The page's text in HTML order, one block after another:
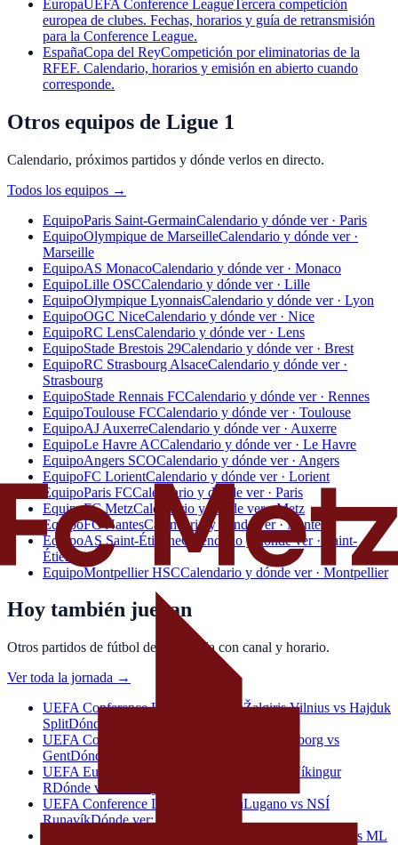
EuropaUEFA Conference LeagueTercera competición
europea de clubes. Fechas, horarios y guía de retransmisión
para la Conference League.
EspañaCopa del ReyCompetición por eliminatorias de la
RFEF. Calendario, horarios y emisión en abierto cuando
corresponde.
Otros equipos de Ligue 1
Calendario, próximos partidos y dónde verlos en directo.
Todos los equipos →
EquipoParis Saint-GermainCalendario y dónde ver · Paris
EquipoOlympique de MarseilleCalendario y dónde ver ·
Marseille
EquipoAS MonacoCalendario y dónde ver · Monaco
EquipoLille OSCCalendario y dónde ver · Lille
EquipoOlympique LyonnaisCalendario y dónde ver · Lyon
EquipoOGC NiceCalendario y dónde ver · Nice
EquipoRC LensCalendario y dónde ver · Lens
EquipoStade Brestois 29Calendario y dónde ver · Brest
EquipoRC Strasbourg AlsaceCalendario y dónde ver ·
Strasbourg
EquipoStade Rennais FCCalendario y dónde ver · Rennes
EquipoToulouse FCCalendario y dónde ver · Toulouse
EquipoAJ AuxerreCalendario y dónde ver · Auxerre
EquipoLe Havre ACCalendario y dónde ver · Le Havre
EquipoAngers SCOCalendario y dónde ver · Angers
EquipoFC LorientCalendario y dónde ver · Lorient
EquipoParis FCCalendario y dónde ver · Paris
EquipoFC MetzCalendario y dónde ver · Metz
EquipoFC NantesCalendario y dónde ver · Nantes
EquipoAS Saint-ÉtienneCalendario y dónde ver · Saint-
Étienne
EquipoMontpellier HSCCalendario y dónde ver · Montpellier
Hoy también juegan
Otros partidos de fútbol de la jornada con canal y horario.
Ver toda la jornada →
UEFA Conference League · 19:00hŽalgiris Vilnius vs Hajduk
SplitDónde ver: canal y horario
UEFA Conference League · 19:00h
IFK Göteborg vs
GentDónde ver: canal y horario
UEFA Europa League · 20:00h
FC Thun vs Víkingur
RDónde ver: canal y horario
UEFA Conference League · 20:30hLugano vs NSÍ
RunavíkDónde ver: canal y horario
Borac Banja Luka vs ML